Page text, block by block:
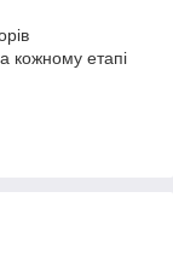
кожному етапі